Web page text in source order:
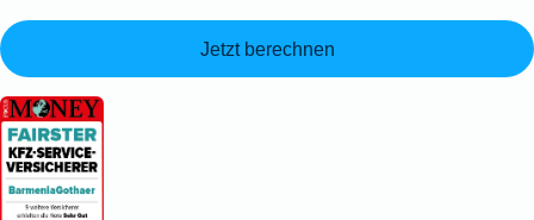
Jetzt berechnen